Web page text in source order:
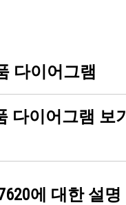
다이어그램
다이어그램 보기
에 대한 설명